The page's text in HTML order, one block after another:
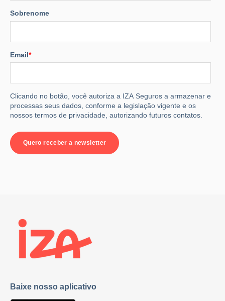
Sobrenome
Email*
Clicando no botão, você autoriza a IZA Seguros a armazenar e
processas seus dados, conforme a legislação vigente e os
nossos termos de privacidade, autorizando futuros contatos.
Baixe nosso aplicativo